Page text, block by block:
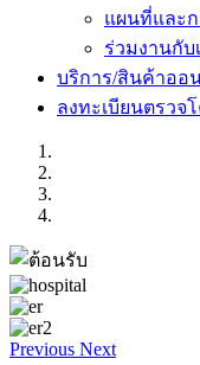
แผนที่และก
ร่วมงานกับ
บริการ/สินค้าออ
ลงทะเบียนตรวจ
Previous Next